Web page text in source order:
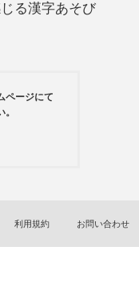
る漢字あそび
ページにて
利用規約 お問い合わせ